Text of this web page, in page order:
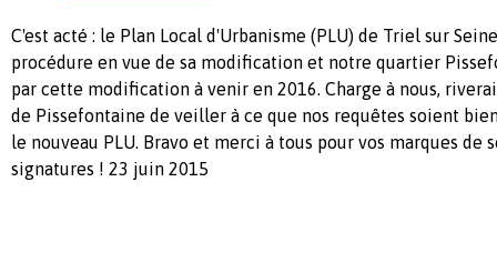
C'est acté : le Plan Local d'Urbanisme (PLU) de Triel sur
procédure en vue de sa modification et notre quartier
par cette modification à venir en 2016. Charge à nous,
de Pissefontaine de veiller à ce que nos requêtes soient
le nouveau PLU. Bravo et merci à tous pour vos marques de
signatures ! 23 juin 2015